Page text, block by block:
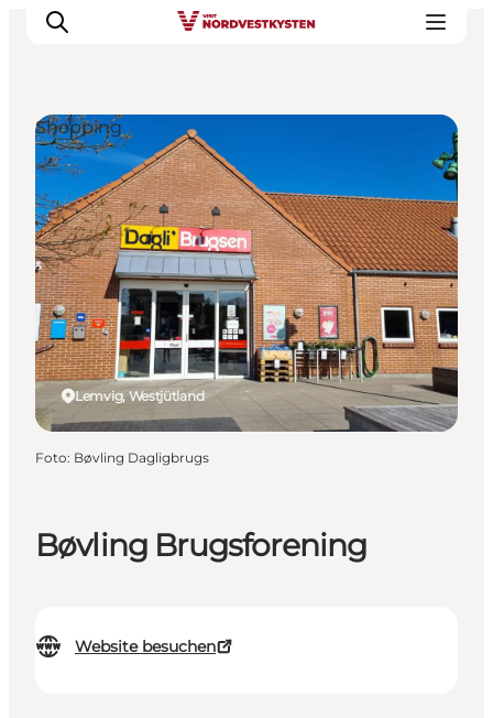
Urlaubsorte
Inspiration
Events
Unterkunft
Mach deine Urlaubsplanung
Bøvling Brugsforening
Website besuchen
Lemvig, Westjütland
Shopping
Foto: Bøvling Dagligbrugs